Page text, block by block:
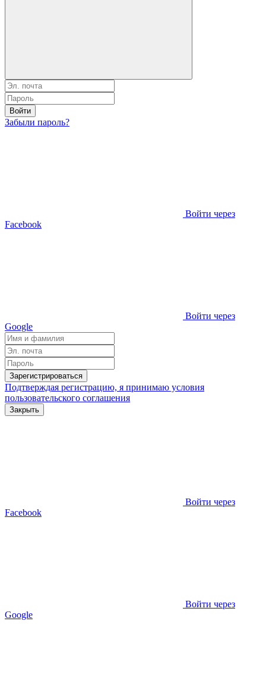
Войти
Забыли пароль?
Войти через
Facebook
Войти через
Google
Зарегистрироваться
Подтверждая регистрацию, я принимаю условия
пользовательского соглашения
Закрыть
Войти через
Facebook
Войти через
Google